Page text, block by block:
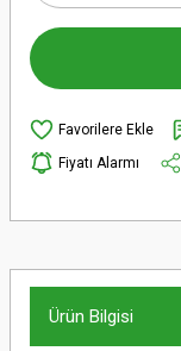
Fiyatı Alarmı
Ürün Bilgisi